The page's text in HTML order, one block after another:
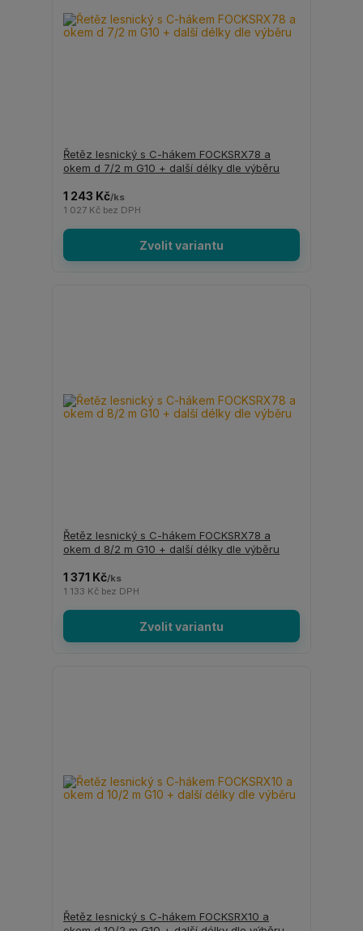
Řetěz lesnický s C-hákem FOCKSRX78 a
okem d 7/2 m G10 + další délky dle výběru
1 243 Kč/ks
1 027 Kč bez DPH
Zvolit variantu
Řetěz lesnický s C-hákem FOCKSRX78 a
okem d 8/2 m G10 + další délky dle výběru
1 371 Kč/ks
1 133 Kč bez DPH
Zvolit variantu
Řetěz lesnický s C-hákem FOCKSRX10 a